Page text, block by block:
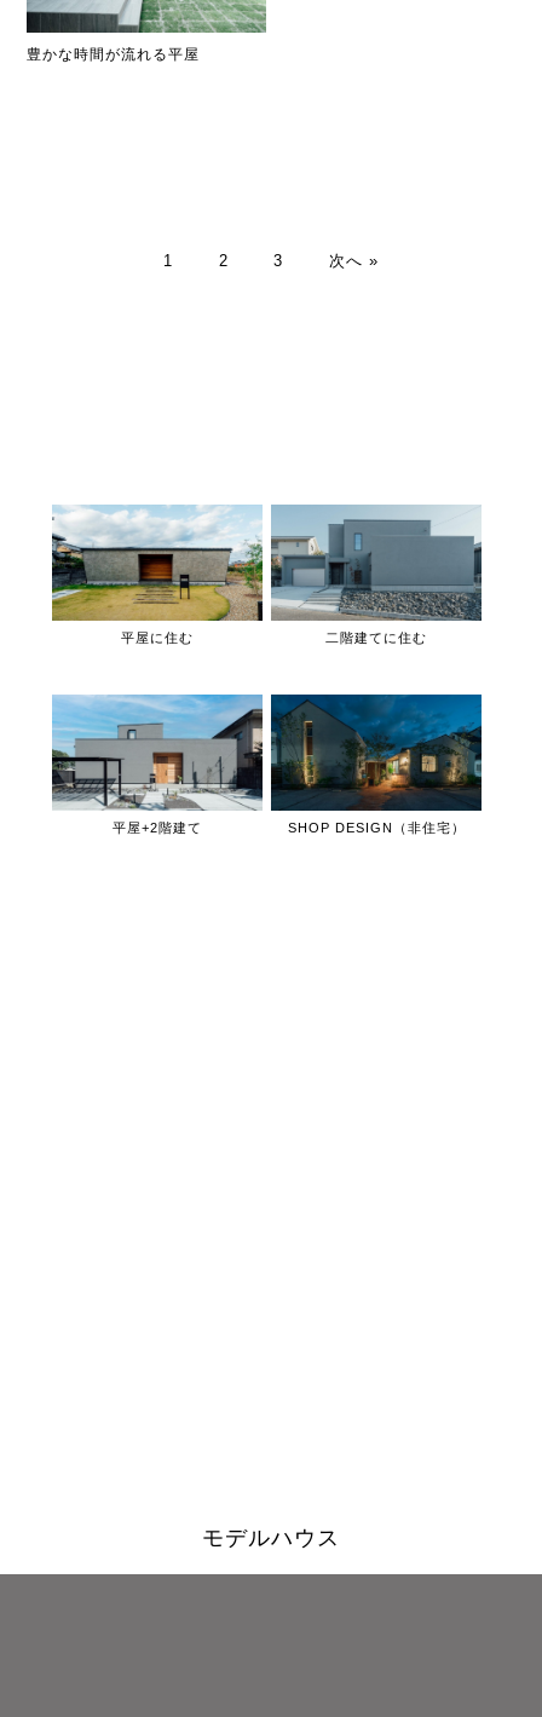
豊かな時間が流れる平屋
1 2 3 次へ »
平屋に住む 二階建てに住む
平屋+2階建て SHOP DESIGN（非住宅）
モデルハウス